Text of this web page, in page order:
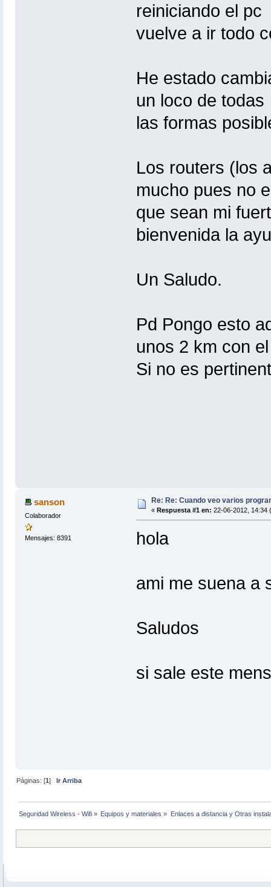
reiniciando el pc
vuelve a ir todo
He estado
un loco de todas
las formas
Los routers (los
mucho pues no
que sean mi
bienvenida la
Un Saludo.
Pd Pongo esto
unos 2 km con
Si no es
sanson
Colaborador
Mensajes: 8391
Re: Re: Cuando veo varios
« Respuesta #1 en: 22-06-2012, 14:34
hola
ami me suena a
Saludos
si sale este
Páginas: [1] Ir Arriba
Seguridad Wireless - Wifi » Equipos y materiales » Enlaces a distancia y Otras